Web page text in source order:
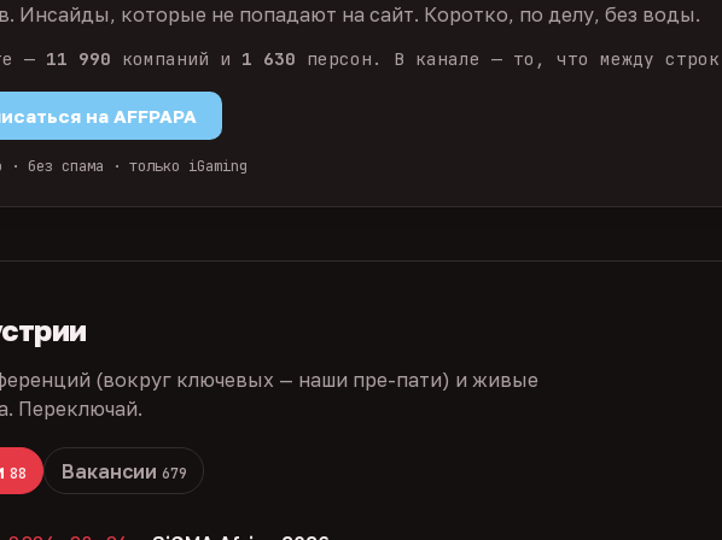
Инсайды, которые не попадают на сайт. Коротко, по делу, без воды.
— 11 990 компаний и 1 630 персон. В канале — то, что между
на AFFPAPA
· без спама · только iGaming
(вокруг ключевых — наши пре-пати) и живые
Переключай.
88 Вакансии 679